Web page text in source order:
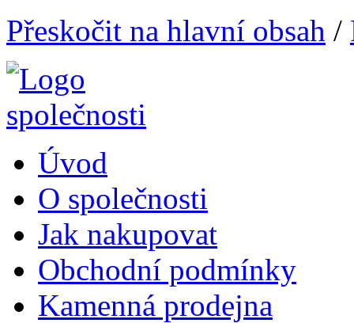
Přeskočit na hlavní obsah /
Úvod
O společnosti
Jak nakupovat
Obchodní podmínky
Kamenná prodejna